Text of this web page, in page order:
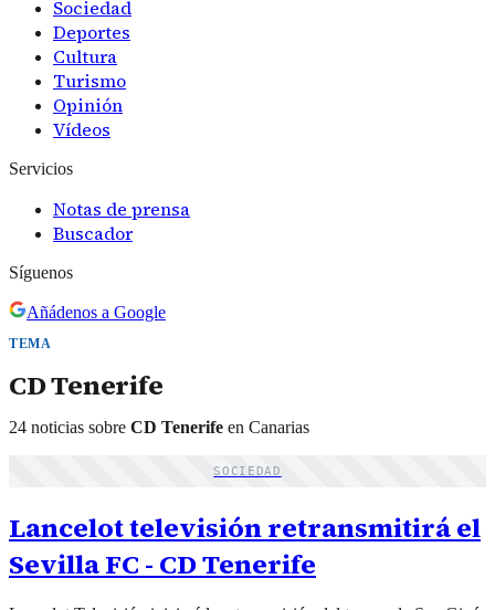
Sociedad
Deportes
Cultura
Turismo
Opinión
Vídeos
Servicios
Notas de prensa
Buscador
Síguenos
Añádenos a Google
TEMA
CD Tenerife
24 noticias sobre CD Tenerife en Canarias
SOCIEDAD
Lancelot televisión retransmitirá el
Sevilla FC - CD Tenerife